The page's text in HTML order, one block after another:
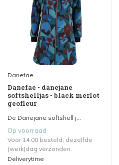
Danefae
Danefae - danejane
softshelljas - black merlot
geofleur
De Danejane softshell j...
Op voorraad
Voor 14.00 besteld, dezelfde
(werk)dag verzonden.
Deliverytime